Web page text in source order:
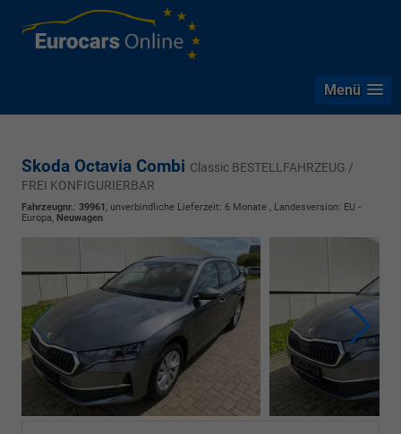
Menü
Skoda Octavia Combi Classic BESTELLFAHRZEUG /
FREI KONFIGURIERBAR
Fahrzeugnr.: 39961 , unverbindliche Lieferzeit: 6 Monate , Landesversion: EU -
Europa, Neuwagen